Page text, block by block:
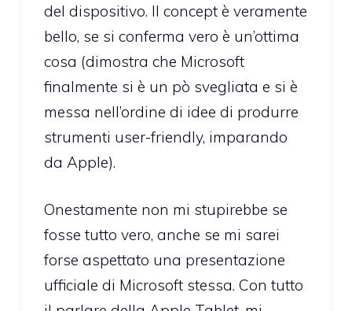
del dispositivo. Il concept è veramente
bello, se si conferma vero è un’ottima
cosa (dimostra che Microsoft
finalmente si è un pò svegliata e si è
messa nell’ordine di idee di produrre
strumenti user-friendly, imparando
da Apple).
Onestamente non mi stupirebbe se
fosse tutto vero, anche se mi sarei
forse aspettato una presentazione
ufficiale di Microsoft stessa. Con tutto